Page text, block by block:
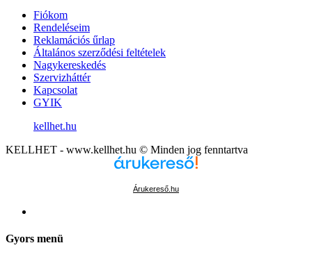
Fiókom
Rendeléseim
Reklamációs űrlap
Általános szerződési feltételek
Nagykereskedés
Szervizháttér
Kapcsolat
GYIK
kellhet.hu
KELLHET - www.kellhet.hu © Minden jog fenntartva
Árukereső.hu
Gyors menü